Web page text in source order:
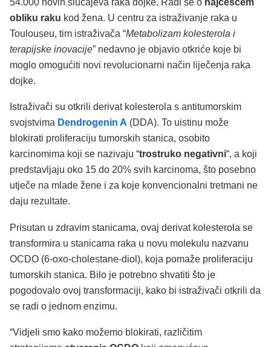
obliku raku kod žena. U centru za istraživanje raka u
Toulouseu, tim istraživača “Metabolizam kolesterola i
terapijske inovacije” nedavno je objavio otkriće koje bi
moglo omogućiti novi revolucionarni način liječenja raka
dojke.
Istraživači su otkrili derivat kolesterola s antitumorskim
svojstvima Dendrogenin A (DDA). To uistinu može
blokirati proliferaciju tumorskih stanica, osobito
karcinomima koji se nazivaju “trostruko negativni“, a koji
predstavljaju oko 15 do 20% svih karcinoma, što posebno
utječe na mlade žene i za koje konvencionalni tretmani ne
daju rezultate.
Prisutan u zdravim stanicama, ovaj derivat kolesterola se
transformira u stanicama raka u novu molekulu nazvanu
OCDO (6-oxo-cholestane-diol), koja pomaže proliferaciju
tumorskih stanica. Bilo je potrebno shvatiti što je
pogodovalo ovoj transformaciji, kako bi istraživači otkrili da
se radi o jednom enzimu.
“Vidjeli smo kako možemo blokirati, različitim